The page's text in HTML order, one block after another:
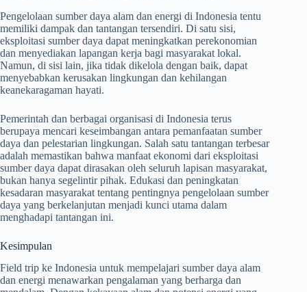
Pengelolaan sumber daya alam dan energi di Indonesia tentu
memiliki dampak dan tantangan tersendiri. Di satu sisi,
eksploitasi sumber daya dapat meningkatkan perekonomian
dan menyediakan lapangan kerja bagi masyarakat lokal.
Namun, di sisi lain, jika tidak dikelola dengan baik, dapat
menyebabkan kerusakan lingkungan dan kehilangan
keanekaragaman hayati.
Pemerintah dan berbagai organisasi di Indonesia terus
berupaya mencari keseimbangan antara pemanfaatan sumber
daya dan pelestarian lingkungan. Salah satu tantangan terbesar
adalah memastikan bahwa manfaat ekonomi dari eksploitasi
sumber daya dapat dirasakan oleh seluruh lapisan masyarakat,
bukan hanya segelintir pihak. Edukasi dan peningkatan
kesadaran masyarakat tentang pentingnya pengelolaan sumber
daya yang berkelanjutan menjadi kunci utama dalam
menghadapi tantangan ini.
Kesimpulan
Field trip ke Indonesia untuk mempelajari sumber daya alam
dan energi menawarkan pengalaman yang berharga dan